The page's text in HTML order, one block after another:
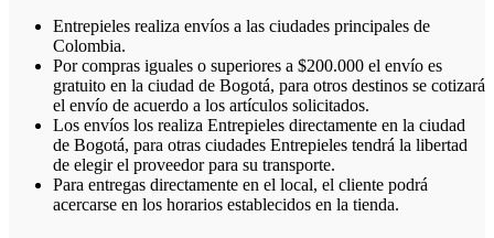
Entrepieles realiza envíos a las ciudades principales de
Colombia.
Por compras iguales o superiores a $200.000 el envío es
gratuito en la ciudad de Bogotá, para otros destinos se cotizará
el envío de acuerdo a los artículos solicitados.
Los envíos los realiza Entrepieles directamente en la ciudad
de Bogotá, para otras ciudades Entrepieles tendrá la libertad
de elegir el proveedor para su transporte.
Para entregas directamente en el local, el cliente podrá
acercarse en los horarios establecidos en la tienda.